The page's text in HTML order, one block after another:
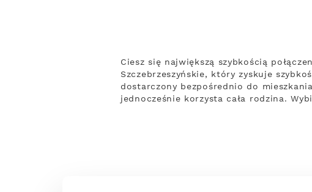
Ciesz się największą szybkością
Szczebrzeszyńskie, który zyskuje
dostarczony bezpośrednio do
jednocześnie korzysta cała rodzina.